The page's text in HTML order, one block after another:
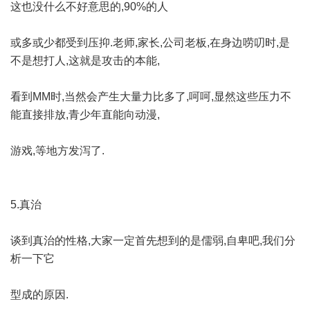
这也没什么不好意思的,90%的人
或多或少都受到压抑.老师,家长,公司老板,在身边唠叨时,是
不是想打人,这就是攻击的本能,
看到MM时,当然会产生大量力比多了,呵呵,显然这些压力不
能直接排放,青少年直能向动漫,
游戏,等地方发泻了.
5.真治
谈到真治的性格,大家一定首先想到的是儒弱,自卑吧,我们分
析一下它
型成的原因.